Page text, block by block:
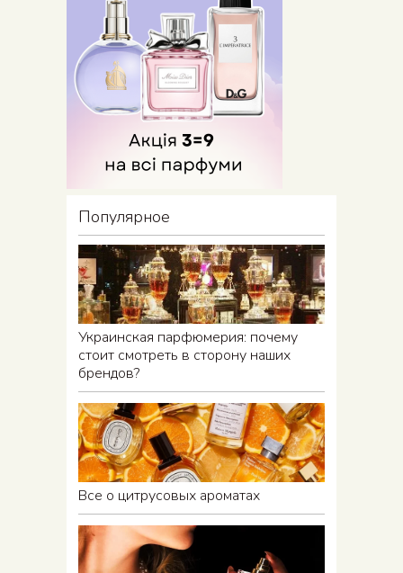
Популярное
Украинская парфюмерия: почему
стоит смотреть в сторону наших
брендов?
Все о цитрусовых ароматах